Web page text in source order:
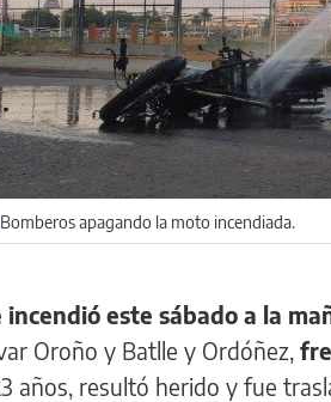
Bomberos apagando la moto incendiada.
incendió este sábado a la
Oroño y Batlle y Ordóñez,
años, resultó herido y fue